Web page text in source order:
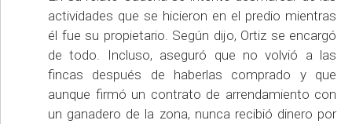
actividades que se hicieron en el predio mientras
él fue su propietario. Según dijo, Ortiz se encargó
de todo. Incluso, aseguró que no volvió a las
fincas después de haberlas comprado y que
aunque firmó un contrato de arrendamiento con
un ganadero de la zona, nunca recibió dinero por